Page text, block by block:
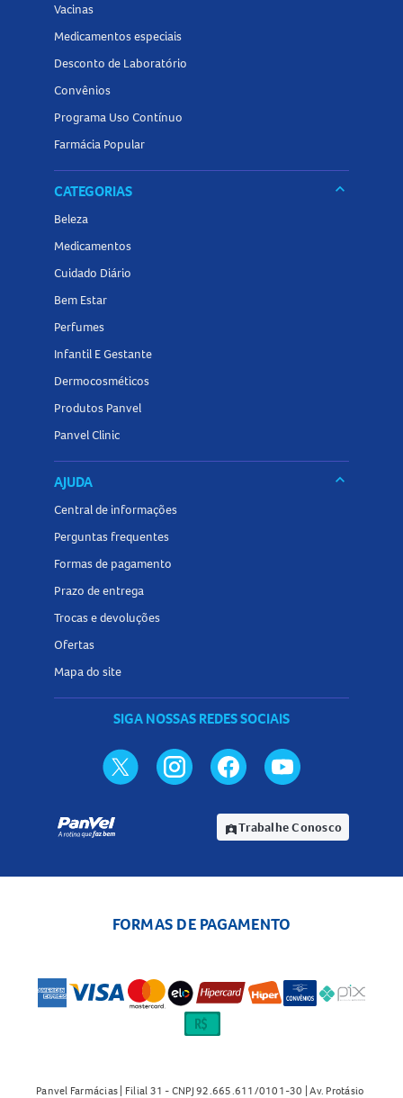
Vacinas
Medicamentos especiais
Desconto de Laboratório
Convênios
Programa Uso Contínuo
Farmácia Popular
CATEGORIAS keyboard_arrow_down
Beleza
Medicamentos
Cuidado Diário
Bem Estar
Perfumes
Infantil E Gestante
Dermocosméticos
Produtos Panvel
Panvel Clinic
AJUDA keyboard_arrow_down
Central de informações
Perguntas frequentes
Formas de pagamento
Prazo de entrega
Trocas e devoluções
Ofertas
Mapa do site
SIGA NOSSAS REDES SOCIAIS
assignment_indTrabalhe Conosco
FORMAS DE PAGAMENTO
Panvel Farmácias | Filial 31 - CNPJ 92.665.611/0101-30 | Av. Protásio